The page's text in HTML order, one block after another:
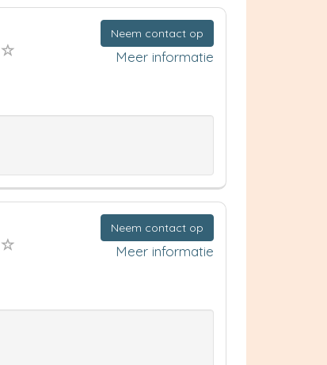
Neem contact op
Meer informatie
Neem contact op
Meer informatie